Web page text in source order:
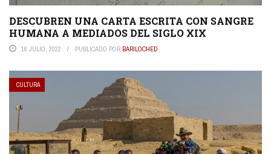
DESCUBREN UNA CARTA ESCRITA CON SANGRE
HUMANA A MEDIADOS DEL SIGLO XIX
16 JULIO, 2022 PUBLICADO POR BARILOCHED
CULTURA